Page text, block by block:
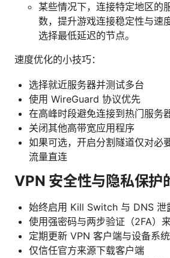
某些情况下，连接特定地区的
数，提升游戏连接稳定性与速
选择最低延迟的节点。
速度优化的小技巧：
选择就近服务器并测试多台
使用 WireGuard 协议优先
在高峰时段避免连接到热门服务
关闭其他高带宽应用程序
如果可选，开启分割隧道仅对必
流量直连
VPN 安全性与隐私保护
始终启用 Kill Switch 与 DNS 泄
使用强密码与两步验证（2FA）
定期更新 VPN 客户端与设备系
仅信任官方来源下载客户端